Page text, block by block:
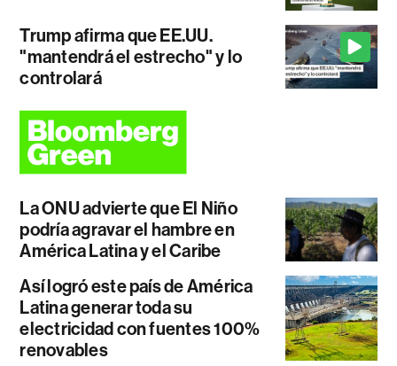
Trump afirma que EE.UU.
"mantendrá el estrecho" y lo
controlará
La ONU advierte que El Niño
podría agravar el hambre en
América Latina y el Caribe
Así logró este país de América
Latina generar toda su
electricidad con fuentes 100%
renovables